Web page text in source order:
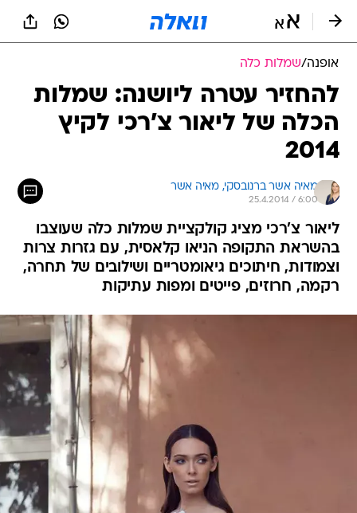
אופנה/שמלות כלה
להחזיר עטרה ליושנה: שמלות
הכלה של ליאור צ'רכי לקיץ
2014
מאיה אשר ברנובסקי, מאיה אשר
25.4.2014 / 6:00
ליאור צ'רכי מציג קולקציית שמלות כלה שעוצבו
בהשראת התקופה הניאו קלאסית, עם גזרות צרות
וצמודות, חיתוכים גיאומטריים ושילובים של תחרה,
רקמה, חרוזים, פייטים ומפות עתיקות